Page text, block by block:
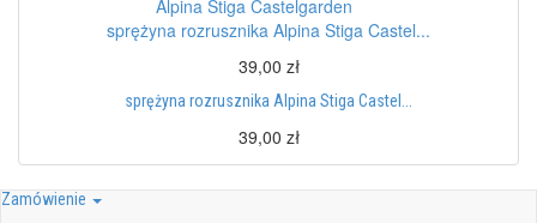
sprężyna rozrusznika Alpina Stiga Castel...
39,00 zł
sprężyna rozrusznika Alpina Stiga Castel...
39,00 zł
Zamówienie